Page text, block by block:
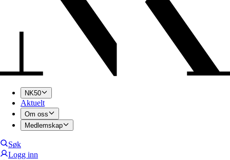
NK50
Aktuelt
Om oss
Medlemskap
Søk
Logg inn